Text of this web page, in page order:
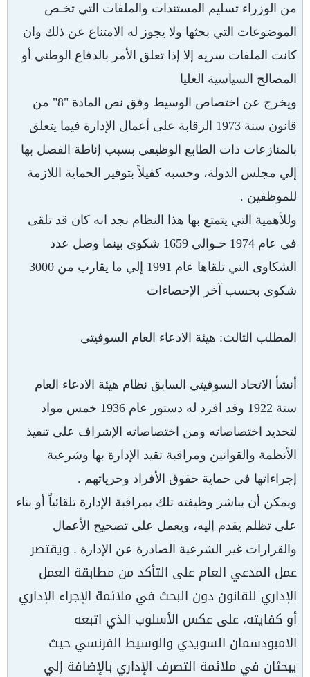
من الوزراء تسليم المستندات والملفات التي تخـص
الموضوعات التي بحثها ولا يجوز له الامتناع عن ذلك وان
كانت الملفات سريه إلا إذا تعلق الأمر بالدفاع الوطني أو
المصالح السياسية العليا
ويخرج عن اختصاص الوسيط وفق نص المادة "8" من
قانون سنة 1973 الرقابة على أعمال الإدارة فيما يتعلق
بالمنازعات ذات الطابع الوظيفي بسبب إناطة الفصل بها
إلي مجلس الدولة، وحسبه كفيلاً بتوفير الحماية اللازمة
للموظفين .
وللأهمية التي يتمتع بها هذا النظام نجد انه كان قد تلقى
في عام 1974 حـوالي 1659 شكوى بينما وصل عدد
الشكاوى التي تلقاها عام 1991 إلي ما يقارب من 3000
شكوى بحسب آخر الإحصاءات
المطلب الثالث: هيئة الادعاء العام السوفيتي
أنشأ الاتحاد السوفيتي السابق نظام هيئة الادعاء العام
سنة 1922 وقد افرد له دستور عام 1936 خمس مواد
لتحديد اختصاصاته ومن اختصاصاته الإشراف على تنفيذ
الأنظمة والقوانين ومراقبة تقيد الإدارة بها وشرعية
إجراءاتها في حماية حقوق الأفراد وحرياتهم .
ويمكن أن يباشر وظيفته تلك بمراقبة الإدارة تلقائياً أو بناء
على تظلم يقدم إليه، ويعمل على تصحيح الأعمال
والقرارات غير الشرعية الصادرة عن الإدارة . ويقتصر
عمل المدعي العام على التأكد من مطابقة العمل
الإداري للقانون دون البحث في ملائمة الإجراء الإداري
أو كفايته، على عكس الأسلوب الذي اتبعه
الامبودسمان السويدي والوسيط الفرنسي حيث
يبحثان في ملائمة التصرف الإداري بالإضافة إلي